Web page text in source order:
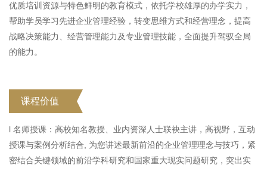
优质培训资源与特色鲜明的教育模式，依托学校雄厚的办学实力，
帮助学员学习先进企业管理经验，转变思维方式和经营理念，提高
战略决策能力、经营管理能力及专业管理技能，全面提升驾驭全局
的能力。
课程价值
l 名师授课：高校知名教授、业内资深人士联袂主讲，高视野，互动
授课与案例分析结合, 为您讲述最新前沿的企业管理理念与技巧，紧
密结合关键领域的前沿学科研究和国家重大现实问题研究，突出实